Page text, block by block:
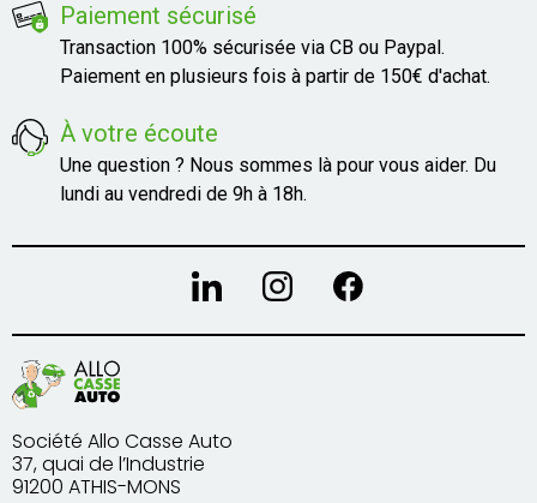
Paiement sécurisé
Transaction 100% sécurisée via CB ou Paypal.
Paiement en plusieurs fois à partir de 150€ d'achat.
À votre écoute
Une question ? Nous sommes là pour vous aider. Du
lundi au vendredi de 9h à 18h.
Société Allo Casse Auto
37, quai de l’Industrie
91200 ATHIS-MONS